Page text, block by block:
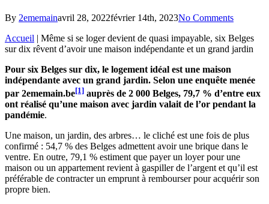
By 2ememainavril 28, 2022février 14th, 2023No Comments
Accueil | Même si se loger devient de quasi impayable, six Belges
sur dix rêvent d’avoir une maison indépendante et un grand jardin
Pour six Belges sur dix, le logement idéal est une maison
indépendante avec un grand jardin. Selon une enquête menée
par 2ememain.be[1] auprès de 2 000 Belges, 79,7 % d’entre eux
ont réalisé qu’une maison avec jardin valait de l’or pendant la
pandémie.
Une maison, un jardin, des arbres… le cliché est une fois de plus
confirmé : 54,7 % des Belges admettent avoir une brique dans le
ventre. En outre, 79,1 % estiment que payer un loyer pour une
maison ou un appartement revient à gaspiller de l’argent et qu’il est
préférable de contracter un emprunt à rembourser pour acquérir son
propre bien.